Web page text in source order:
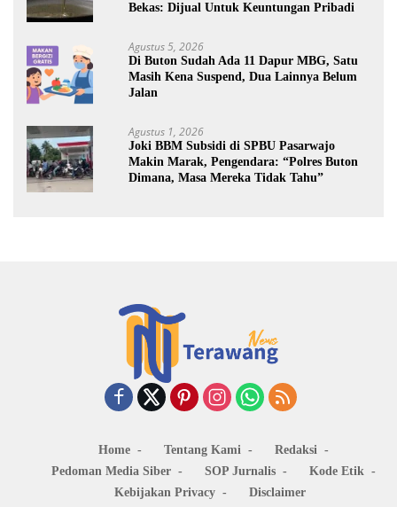
Bekas: Dijual Untuk Keuntungan Pribadi
Agustus 5, 2026
Di Buton Sudah Ada 11 Dapur MBG, Satu
Masih Kena Suspend, Dua Lainnya Belum
Jalan
Agustus 1, 2026
Joki BBM Subsidi di SPBU Pasarwajo
Makin Marak, Pengendara: “Polres Buton
Dimana, Masa Mereka Tidak Tahu”
Home Tentang Kami
Redaksi
Pedoman Media Siber
SOP Jurnalis
Kode Etik
Kebijakan Privacy
Disclaimer